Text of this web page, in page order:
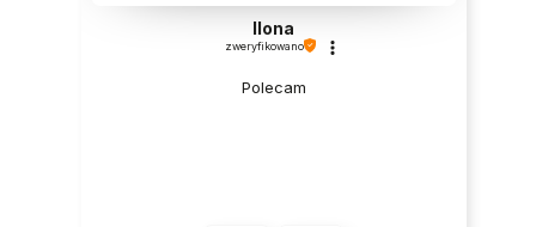
Ilona
zweryfikowano
Polecam